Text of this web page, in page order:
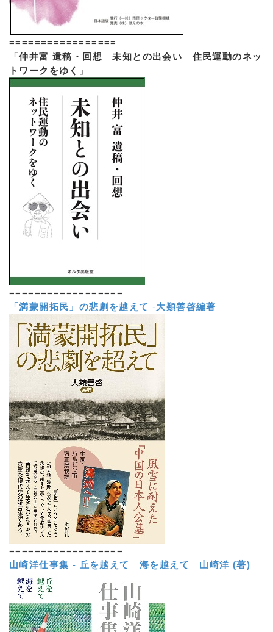
=================
「仲井富 遺稿・回想 未知との出会い 住民運動のネッ
トワークをゆく」
==================
「満蒙開拓民」の悲劇を越えて -大類善啓編著
==================
山崎洋仕事集 - 丘を越えて 海を越えて 山崎洋 (著)